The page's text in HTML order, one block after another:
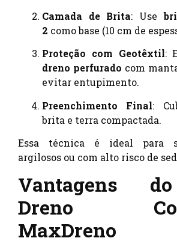
Camada de Brita: Use
2 como base (10 cm de
Proteção com Geotêxtil:
dreno perfurado com
evitar entupimento.
Preenchimento Final:
brita e terra compactada.
Essa técnica é ideal para
argilosos ou com alto risco de
Vantagens
Dreno
MaxDreno